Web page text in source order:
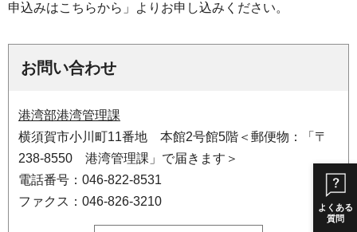
よくある
質問
申込みはこちらから」よりお申し込みください。
お問い合わせ
港湾部港湾管理課
横須賀市小川町11番地 本館2号館5階＜郵便物：「〒
238-8550 港湾管理課」で届きます＞
電話番号：046-822-8531
ファクス：046-826-3210